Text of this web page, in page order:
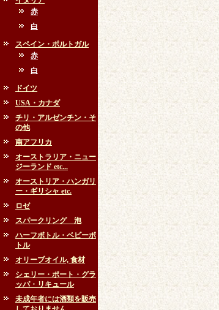
赤
白
スペイン・ポルトガル
赤
白
ドイツ
USA・カナダ
チリ・アルゼンチン・そ
の他
南アフリカ
オーストラリア・ニュー
ジーランド etc...
オーストリア・ハンガリ
ー・ギリシャ etc.
ロゼ
スパークリング 泡
ハーフボトル・ベビーボ
トル
オリーブオイル, 食材
シェリー・ポート・グラ
ッパ・リキュール
未成年者には酒類を販売